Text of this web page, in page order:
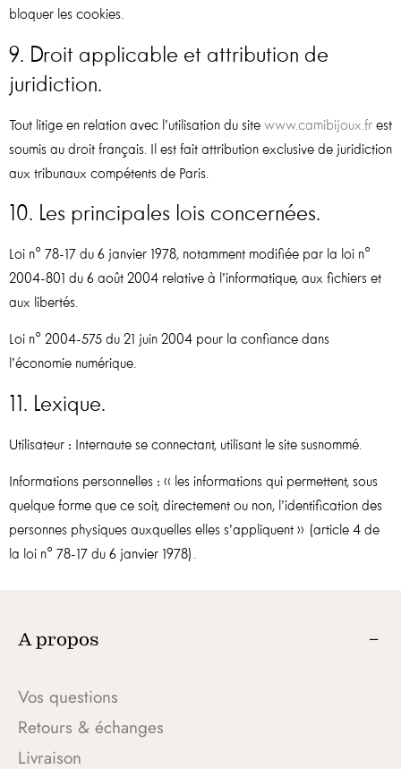
bloquer les cookies.
9. Droit applicable et attribution de
juridiction.
Tout litige en relation avec l’utilisation du site www.camibijoux.fr est
soumis au droit français. Il est fait attribution exclusive de juridiction
aux tribunaux compétents de Paris.
10. Les principales lois concernées.
Loi n° 78-17 du 6 janvier 1978, notamment modifiée par la loi n°
2004-801 du 6 août 2004 relative à l’informatique, aux fichiers et
aux libertés.
Loi n° 2004-575 du 21 juin 2004 pour la confiance dans
l’économie numérique.
11. Lexique.
Utilisateur : Internaute se connectant, utilisant le site susnommé.
Informations personnelles : « les informations qui permettent, sous
quelque forme que ce soit, directement ou non, l’identification des
personnes physiques auxquelles elles s’appliquent » (article 4 de
la loi n° 78-17 du 6 janvier 1978).
A propos
Vos questions
Retours & échanges
Livraison